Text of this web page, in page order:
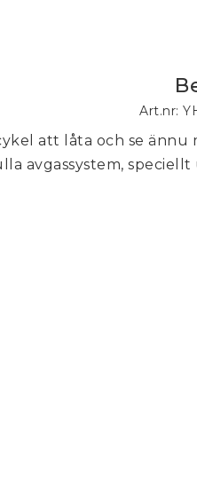
Art.nr:
att låta och se ännu
avgassystem, speciellt